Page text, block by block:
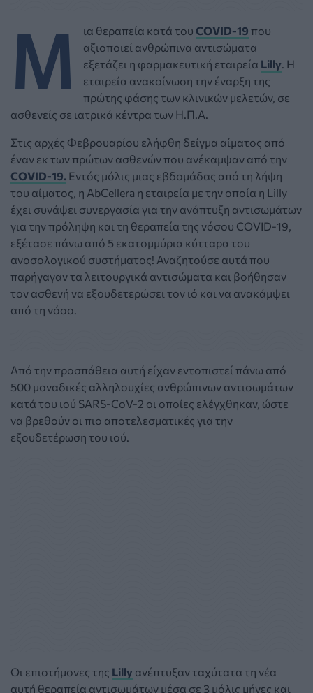
Μ ια θεραπεία κατά του COVID-19 που
αξιοποιεί ανθρώπινα αντισώματα
εξετάζει η φαρμακευτική εταιρεία Lilly . Η
εταιρεία ανακοίνωση την έναρξη της
πρώτης φάσης των κλινικών μελετών, σε
ασθενείς σε ιατρικά κέντρα των Η.Π.Α.
Στις αρχές Φεβρουαρίου ελήφθη δείγμα αίματος από
έναν εκ των πρώτων ασθενών που ανέκαμψαν από την
COVID-19. Εντός μόλις μιας εβδομάδας από τη λήψη
του αίματος, η AbCellera η εταιρεία με την οποία η Lilly
έχει συνάψει συνεργασία για την ανάπτυξη αντισωμάτων
για την πρόληψη και τη θεραπεία της νόσου COVID-19,
εξέτασε πάνω από 5 εκατομμύρια κύτταρα του
ανοσολογικού συστήματος! Αναζητούσε αυτά που
παρήγαγαν τα λειτουργικά αντισώματα και βοήθησαν
τον ασθενή να εξουδετερώσει τον ιό και να ανακάμψει
από τη νόσο.
Από την προσπάθεια αυτή είχαν εντοπιστεί πάνω από
500 μοναδικές αλληλουχίες ανθρώπινων αντισωμάτων
κατά του ιού SARS-CoV-2 οι οποίες ελέγχθηκαν, ώστε
να βρεθούν οι πιο αποτελεσματικές για την
εξουδετέρωση του ιού.
Οι επιστήμονες της Lilly ανέπτυξαν ταχύτατα τη νέα
αυτή θεραπεία αντισωμάτων μέσα σε 3 μόλις μήνες και